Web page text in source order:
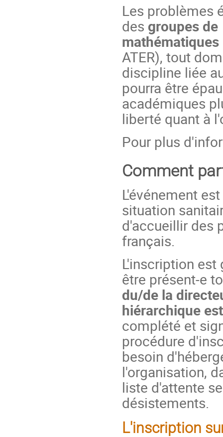
Les problèmes
des groupes
mathématiques
ATER), tout
discipline liée
pourra être
académiques
liberté quant à
Pour plus
Comment
L'événement
situation
d'accueillir des
français.
L'inscription
être présent-e
du/de la
hiérarchique
complété et
procédure
besoin
l'organisation,
liste d'attente
désistements.
L'inscription